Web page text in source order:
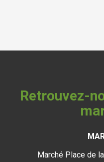
Retrouvez-
Marché Place de